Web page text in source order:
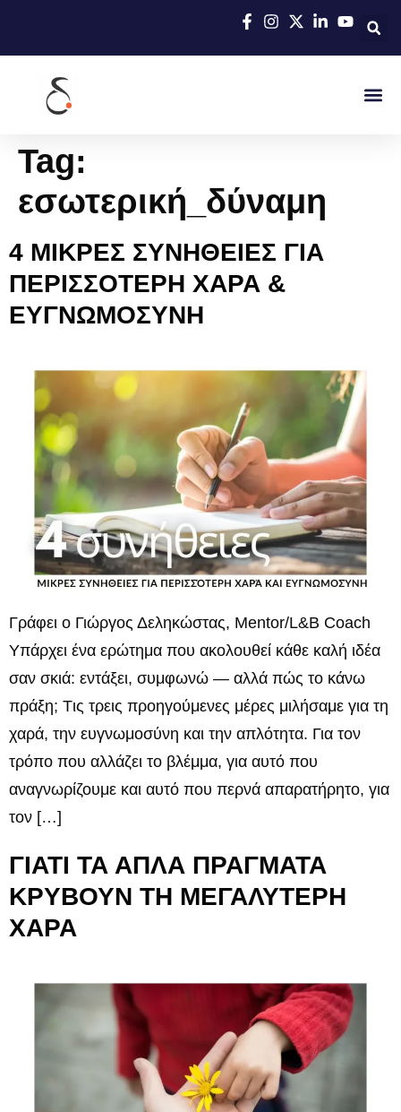
Tag:
εσωτερική_δύναμη
4 ΜΙΚΡΕΣ ΣΥΝΗΘΕΙΕΣ ΓΙΑ
ΠΕΡΙΣΣΟΤΕΡΗ ΧΑΡΑ &
ΕΥΓΝΩΜΟΣΥΝΗ
Γράφει ο Γιώργος Δεληκώστας, Mentor/L&B Coach
Υπάρχει ένα ερώτημα που ακολουθεί κάθε καλή ιδέα
σαν σκιά: εντάξει, συμφωνώ — αλλά πώς το κάνω
πράξη; Tις τρεις προηγούμενες μέρες μιλήσαμε για τη
χαρά, την ευγνωμοσύνη και την απλότητα. Για τον
τρόπο που αλλάζει το βλέμμα, για αυτό που
αναγνωρίζουμε και αυτό που περνά απαρατήρητο, για
τον […]
ΓΙΑΤΙ ΤΑ ΑΠΛΑ ΠΡΑΓΜΑΤΑ
ΚΡΥΒΟΥΝ ΤΗ ΜΕΓΑΛΥΤΕΡΗ
ΧΑΡΑ